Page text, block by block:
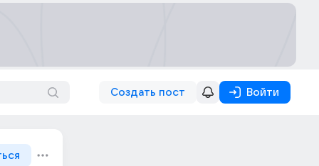
Создать пост Войти